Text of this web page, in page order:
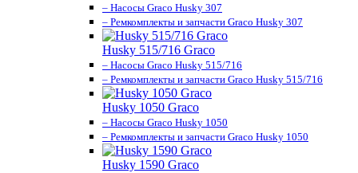
– Насосы Graco Husky 307
– Ремкомплекты и запчасти Graco Husky 307
Husky 515/716 Graco
– Насосы Graco Husky 515/716
– Ремкомплекты и запчасти Graco Husky 515/716
Husky 1050 Graco
– Насосы Graco Husky 1050
– Ремкомплекты и запчасти Graco Husky 1050
Husky 1590 Graco